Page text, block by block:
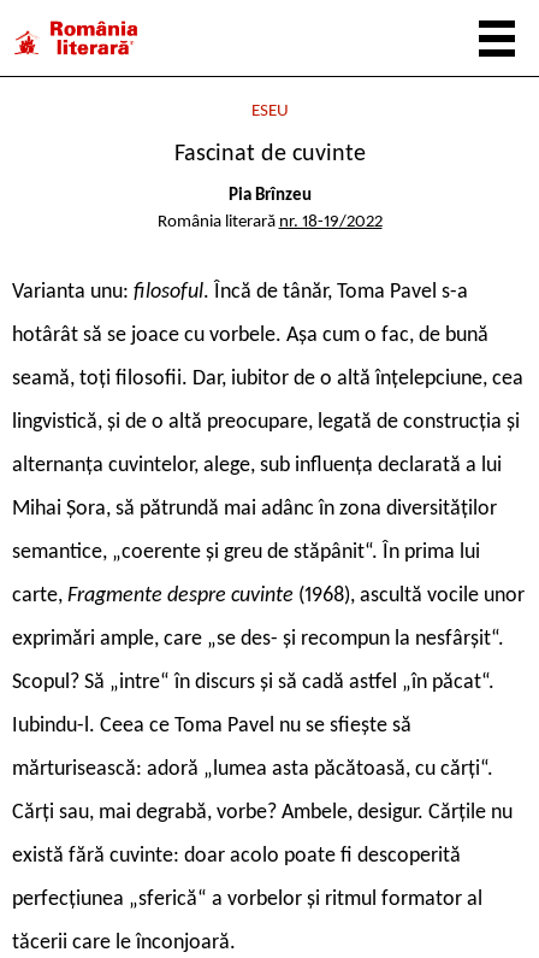
ESEU
Fascinat de cuvinte
Pia Brînzeu
România literară nr. 18-19/2022
Varianta unu: filosoful. Încă de tânăr, Toma Pavel s-a
hotârât să se joace cu vorbele. Așa cum o fac, de bună
seamă, toți filosofii. Dar, iubitor de o altă înțelepciune, cea
lingvistică, și de o altă preocupare, legată de construcția și
alternanța cuvintelor, alege, sub influența declarată a lui
Mihai Șora, să pătrundă mai adânc în zona diversităților
semantice, „coerente și greu de stăpânit“. În prima lui
carte, Fragmente despre cuvinte (1968), ascultă vocile unor
exprimări ample, care „se des- și recompun la nesfârșit“.
Scopul? Să „intre“ în discurs și să cadă astfel „în păcat“.
Iubindu-l. Ceea ce Toma Pavel nu se sfiește să
mărturisească: adoră „lumea asta păcătoasă, cu cărţi“.
Cărți sau, mai degrabă, vorbe? Ambele, desigur. Cărțile nu
există fără cuvinte: doar acolo poate fi descoperită
perfecțiunea „sferică“ a vorbelor și ritmul formator al
tăcerii care le înconjoară.